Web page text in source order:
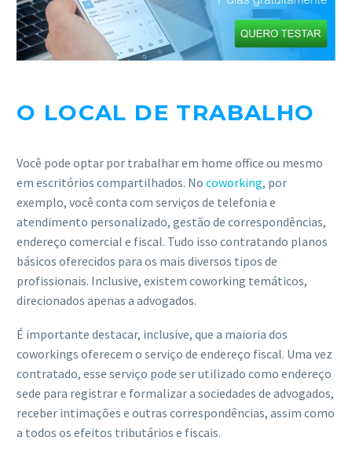
O LOCAL DE TRABALHO
Você pode optar por trabalhar em home office ou mesmo
em escritórios compartilhados. No coworking, por
exemplo, você conta com serviços de telefonia e
atendimento personalizado, gestão de correspondências,
endereço comercial e fiscal. Tudo isso contratando planos
básicos oferecidos para os mais diversos tipos de
profissionais. Inclusive, existem coworking temáticos,
direcionados apenas a advogados.
É importante destacar, inclusive, que a maioria dos
coworkings oferecem o serviço de endereço fiscal. Uma vez
contratado, esse serviço pode ser utilizado como endereço
sede para registrar e formalizar a sociedades de advogados,
receber intimações e outras correspondências, assim como
a todos os efeitos tributários e fiscais.